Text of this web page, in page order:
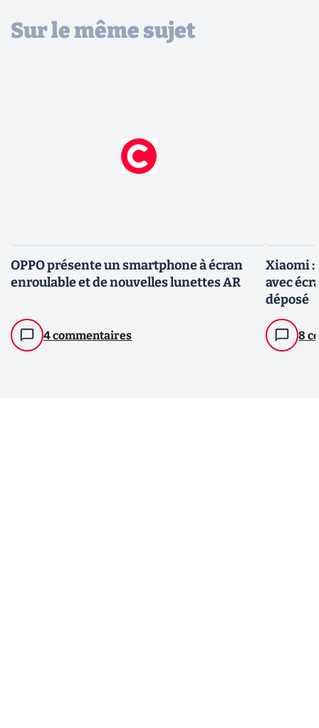
Sur le même sujet
OPPO présente un smartphone à écran
enroulable et de nouvelles lunettes AR
4 commentaires
Xiaomi
avec
déposé
8